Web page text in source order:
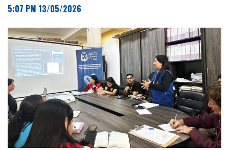
5:07 PM 13/05/2026